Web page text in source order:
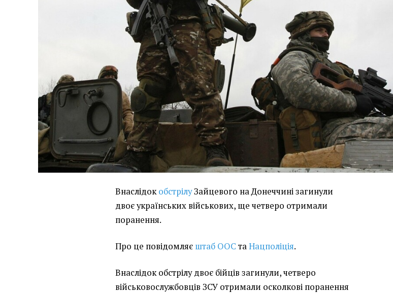
ВнаслідокобстрілуЗайцевого на Донеччині загинули
двоє українських військових, ще четверо отримали
поранення.
Про це повідомляє штаб ООС таНацполіція.
Внаслідок обстрілу двоє бійців загинули, четверо
військовослужбовців ЗСУ отримали осколкові поранення